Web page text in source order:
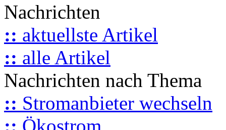
Nachrichten
:: aktuellste Artikel
:: alle Artikel
Nachrichten nach Thema
:: Stromanbieter wechseln
:: Ökostrom